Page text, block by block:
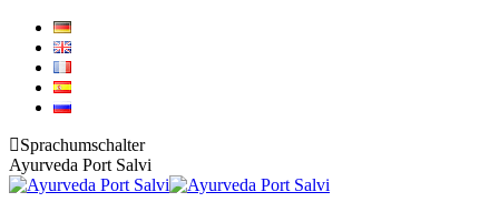
Contenu
pleine
largeur
Sprachumschalter
Ayurveda Port Salvi